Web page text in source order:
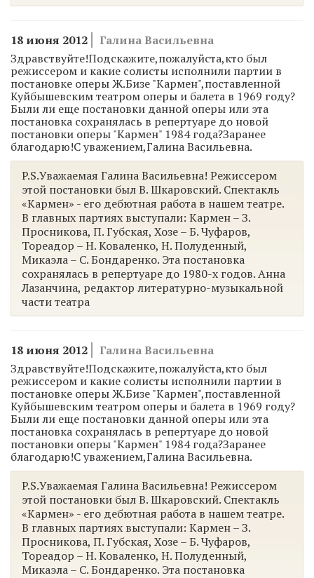
18 июня 2012
Галина Васильевна
Здравствуйте!Подскажите,пожалуйста,кто был
режиссером и какие солисты исполнили партии в
постановке оперы Ж.Бизе "Кармен",поставленной
Куйбышевским театром оперы и балета в 1969 году?
Были ли еще постановки данной оперы или эта
постановка сохранялась в репертуаре до новой
постановки оперы "Кармен" 1984 года?Заранее
благодарю!С уважением,Галина Васильевна.
P.S.Уважаемая Галина Васильевна! Режиссером
этой постановки был В. Шкаровский. Спектакль
«Кармен» - его дебютная работа в нашем театре.
В главных партиях выступали: Кармен – З.
Просникова, П. Губская, Хозе – Б. Чуфаров,
Тореадор – Н. Коваленко, Н. Полуденный,
Микаэла – С. Бондаренко. Эта постановка
сохранялась в репертуаре до 1980-х годов. Анна
Лазанчина, редактор литературно-музыкальной
части театра
18 июня 2012
Галина Васильевна
Здравствуйте!Подскажите,пожалуйста,кто был
режиссером и какие солисты исполнили партии в
постановке оперы Ж.Бизе "Кармен",поставленной
Куйбышевским театром оперы и балета в 1969 году?
Были ли еще постановки данной оперы или эта
постановка сохранялась в репертуаре до новой
постановки оперы "Кармен" 1984 года?Заранее
благодарю!С уважением,Галина Васильевна.
P.S.Уважаемая Галина Васильевна! Режиссером
этой постановки был В. Шкаровский. Спектакль
«Кармен» - его дебютная работа в нашем театре.
В главных партиях выступали: Кармен – З.
Просникова, П. Губская, Хозе – Б. Чуфаров,
Тореадор – Н. Коваленко, Н. Полуденный,
Микаэла – С. Бондаренко. Эта постановка